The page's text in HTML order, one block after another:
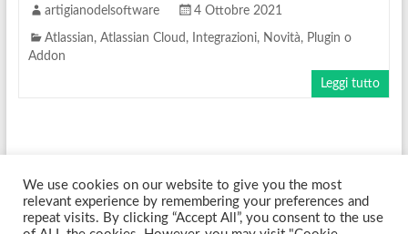
artigianodelsoftware 4 Ottobre 2021
Atlassian, Atlassian Cloud , Integrazioni, Novità, Plugin o
Addon
Leggi tutto
Copyright © 2026Artigiano Del Software. Tutti i diritti riservati. Tema
Spaciousdi ThemeGrill. Sviluppato da:WordPress.
We use cookies on our website to give you the most
relevant experience by remembering your preferences and
repeat visits. By clicking “Accept All”, you consent to the use